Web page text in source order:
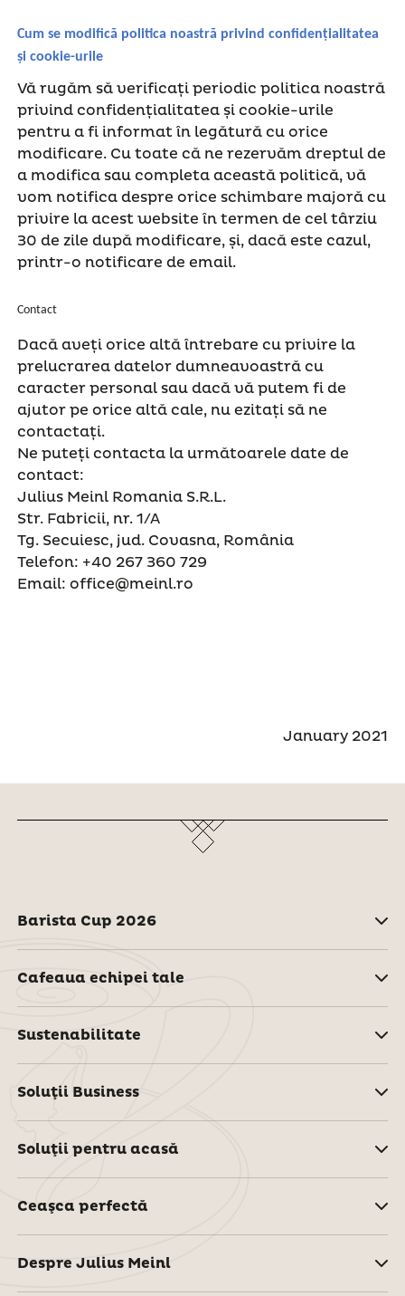
Cum se modifică politica noastră privind confidențialitatea
și cookie-urile
Vă rugăm să verificați periodic politica noastră
privind confidențialitatea și cookie-urile
pentru a fi informat în legătură cu orice
modificare. Cu toate că ne rezervăm dreptul de
a modifica sau completa această politică, vă
vom notifica despre orice schimbare majoră cu
privire la acest website în termen de cel târziu
30 de zile după modificare, și, dacă este cazul,
printr-o notificare de email.
Contact
Dacă aveți orice altă întrebare cu privire la
prelucrarea datelor dumneavoastră cu
caracter personal sau dacă vă putem fi de
ajutor pe orice altă cale, nu ezitați să ne
contactați.
Ne puteți contacta la următoarele date de
contact:
Julius Meinl Romania S.R.L.
Str. Fabricii, nr. 1/A
Tg. Secuiesc, jud. Covasna, România
Telefon: +40 267 360 729
Email: office@meinl.ro
January 2021
Barista Cup 2026
Cafeaua echipei tale
Sustenabilitate
Soluţii Business
Soluţii pentru acasă
Ceaşca perfectă
Despre Julius Meinl